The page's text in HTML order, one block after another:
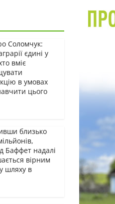
Соломчук:
єдині у
вміє
в умовах
цього
близько
Баффет надалі
вірним
шляху в